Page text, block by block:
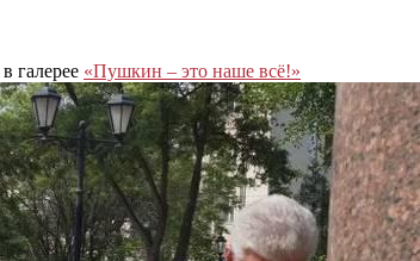
в галерее «Пушкин – это наше всё!»